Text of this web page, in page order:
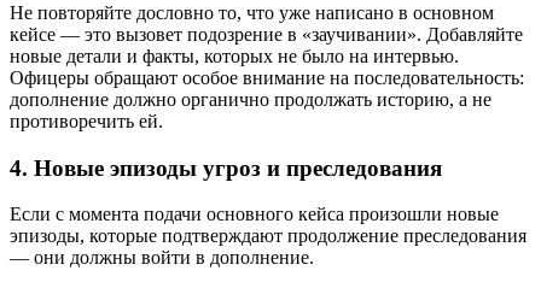
Не повторяйте дословно то, что уже написано в основном
кейсе — это вызовет подозрение в «заучивании». Добавляйте
новые детали и факты, которых не было на интервью.
Офицеры обращают особое внимание на последовательность:
дополнение должно органично продолжать историю, а не
противоречить ей.
4. Новые эпизоды угроз и преследования
Если с момента подачи основного кейса произошли новые
эпизоды, которые подтверждают продолжение преследования
— они должны войти в дополнение.